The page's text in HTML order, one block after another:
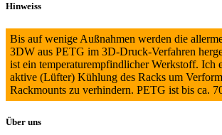
Hinweiss
Bis auf wenige Außnahmen werden die
3DW aus PETG im 3D-Druck-Verfahren
ist ein temperaturempfindlicher Werkstoff. Ich
aktive (Lüfter) Kühlung des Racks um
Rackmounts zu verhindern. PETG ist bis ca.
Über uns